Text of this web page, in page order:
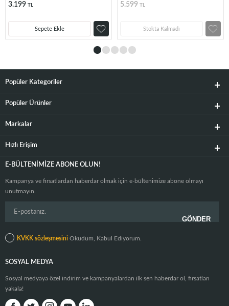
3.199 TL
Sepete Ekle
5.599 TL
Stokta Kalmadı
Popüler Kategoriler
Popüler Ürünler
Markalar
Hızlı Erişim
E-BÜLTENIMIZE ABONE OLUN!
Kampanya ve fırsatlardan haberdar olmak için e-bültenimize abone olmayı
unutmayın.
KVKK sözleşmesini Okudum, Kabul Ediyorum.
SOSYAL MEDYA
Sosyal medyaya özel indirim ve kampanyalardan ilk sen haberdar ol, fırsatları
yakala!